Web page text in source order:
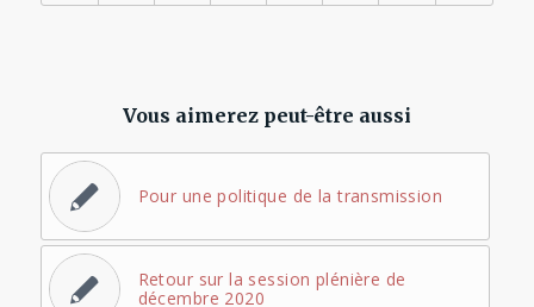
Vous aimerez peut-être aussi
Pour une politique de la transmission
Retour sur la session plénière de
décembre 2020